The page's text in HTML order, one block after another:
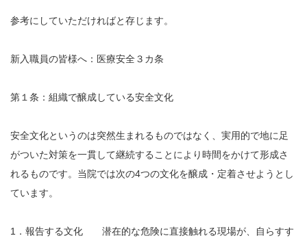
参考にしていただければと存じます。
新入職員の皆様へ：医療安全３カ条
第１条：組織で醸成している安全文化
安全文化というのは突然生まれるものではなく、実用的で地に足
がついた対策を一貫して継続することにより時間をかけて形成さ
れるものです。当院では次の4つの文化を醸成・定着させようとし
ています。
1．報告する文化 潜在的な危険に直接触れる現場が、自らすす